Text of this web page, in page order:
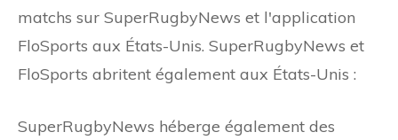
matchs sur SuperRugbyNews et l'application
FloSports aux États-Unis. SuperRugbyNews et
FloSports abritent également aux États-Unis :
SuperRugbyNews héberge également des